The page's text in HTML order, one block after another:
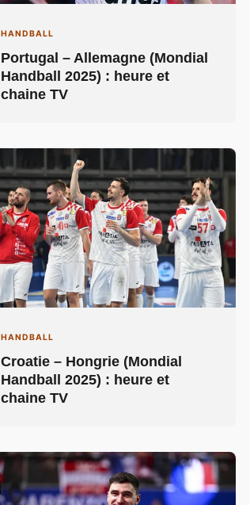
HANDBALL
Portugal – Allemagne (Mondial
Handball 2025) : heure et
chaine TV
HANDBALL
Croatie – Hongrie (Mondial
Handball 2025) : heure et
chaine TV